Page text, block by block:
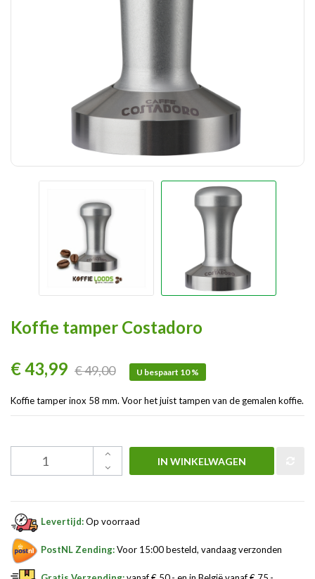
Koffie tamper Costadoro
€ 43,99 € 49,00 U bespaart 10 %
Koffie tamper inox 58 mm. Voor het juist tampen van de gemalen koffie.
IN WINKELWAGEN
Levertijd:Op voorraad
PostNL Zending:Voor 15:00 besteld, vandaag verzonden